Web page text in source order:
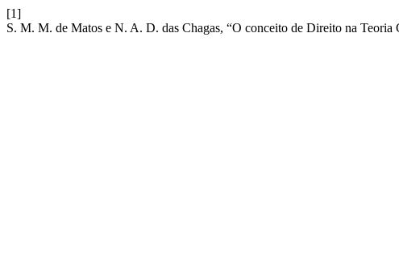
[1]
S. M. M. de Matos e N. A. D. das Chagas, “O conceito de Direito na